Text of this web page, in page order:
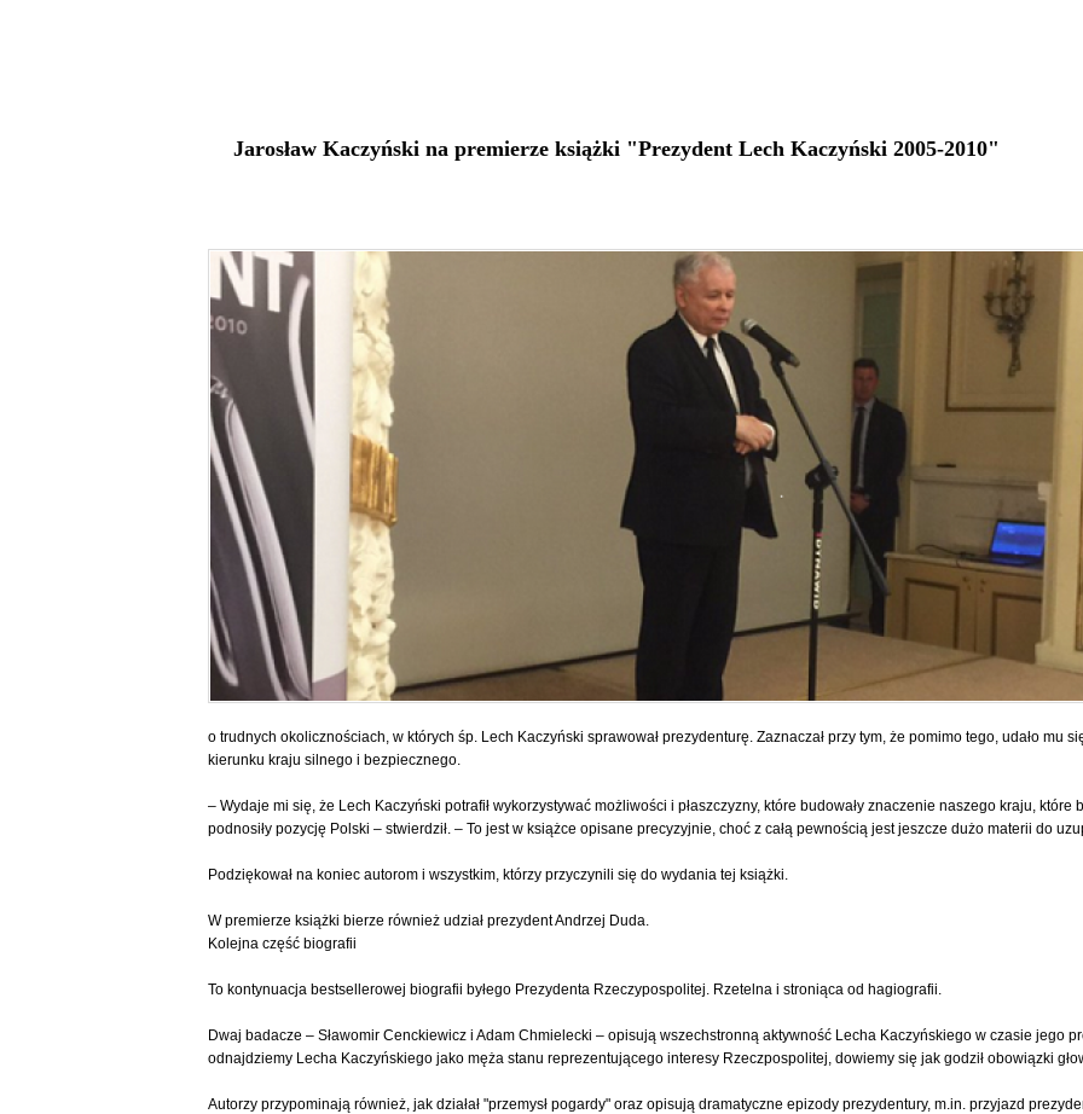
Jarosław Kaczyński na premierze książki "Prezydent Lech Kaczyński 2005-2010"
o trudnych okolicznościach, w których śp. Lech Kaczyński sprawował prezydenturę. Zaznaczał przy tym, że pomimo tego, udało mu
kierunku kraju silnego i bezpiecznego.
– Wydaje mi się, że Lech Kaczyński potrafił wykorzystywać możliwości i płaszczyzny, które budowały znaczenie naszego kraju, które
podnosiły pozycję Polski – stwierdził. – To jest w książce opisane precyzyjnie, choć z całą pewnością jest jeszcze dużo materii do
Podziękował na koniec autorom i wszystkim, którzy przyczynili się do wydania tej książki.
W premierze książki bierze również udział prezydent Andrzej Duda.
Kolejna część biografii
To kontynuacja bestsellerowej biografii byłego Prezydenta Rzeczypospolitej. Rzetelna i stroniąca od hagiografii.
Dwaj badacze – Sławomir Cenckiewicz i Adam Chmielecki – opisują wszechstronną aktywność Lecha Kaczyńskiego w czasie jego
odnajdziemy Lecha Kaczyńskiego jako męża stanu reprezentującego interesy Rzeczpospolitej, dowiemy się jak godził obowiązki
Autorzy przypominają również, jak działał "przemysł pogardy" oraz opisują dramatyczne epizody prezydentury, m.in. przyjazd